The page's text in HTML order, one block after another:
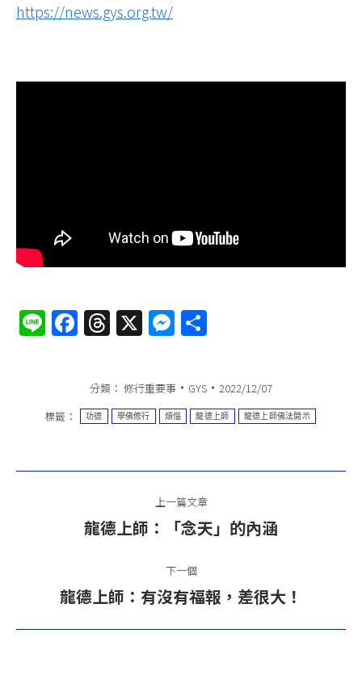
https://news.gys.org.tw/
LineFacebook
Threads
X Messenger
分類： 修行重要事 GYS
2022/12/07
標籤：
功德 學佛修行 煩惱 龍德上師 龍德上師佛法開示
上一篇文章
上
篇
文
龍德上師：「念天」的內涵
下一個
下
龍德上師：有沒有福報，差很大！